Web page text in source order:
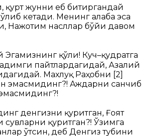
қурт жунни еб битиргандай
кетади. Менинг ғалаба эса
Нажотим насллар бўйи давом
Эгамизнинг қўли! Куч–қудратга
пайтлардагидай, Азалий
Махлуқ Раҳобни [2]
эмасмидинг?! Аждарни санчиб
денгизни қуритган, Ғоят
сувларни қуритган?! Ўзимга
ўтсин, деб Денгиз тубини